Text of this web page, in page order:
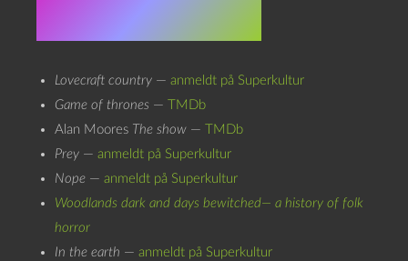
Set siden sidst
Lovecraft country — anmeldt på Superkultur
Game of thrones —
TMDb
Alan Moores The show —
TMDb
Prey — anmeldt på Superkultur
Nope — anmeldt på Superkultur
Woodlands dark and days bewitched— a history of folk
horror
In the earth — anmeldt på Superkultur